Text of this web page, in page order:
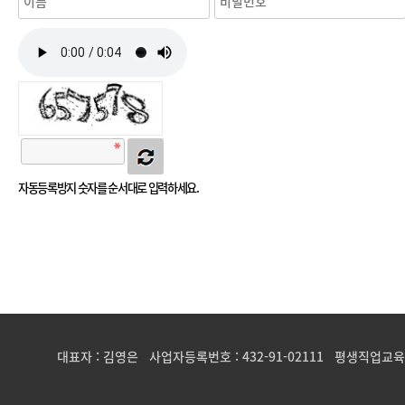
자동등록방지 숫자를 순서대로 입력하세요.
대표자 : 김영은 사업자등록번호 : 432-91-02111 평생직업교